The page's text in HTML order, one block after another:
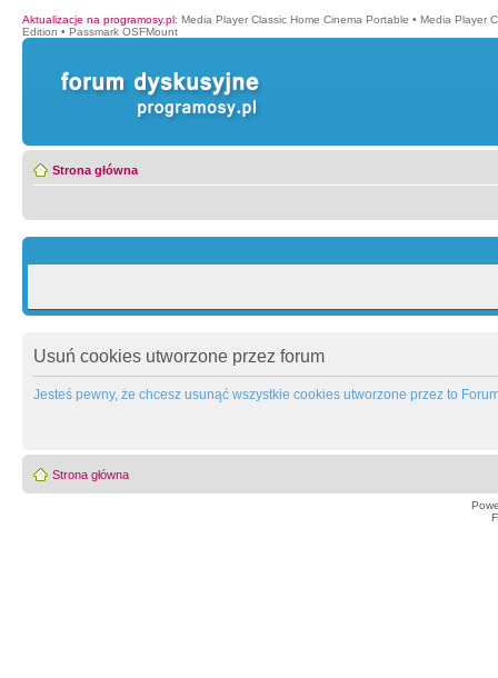
Aktualizacje na programosy.pl: Media Player Classic Home Cinema Portable • Media Player
Edition • Passmark OSFMount
Strona główna
Usuń cookies utworzone przez forum
Jesteś pewny, że chcesz usunąć wszystkie cookies utworzone przez to
Strona główna